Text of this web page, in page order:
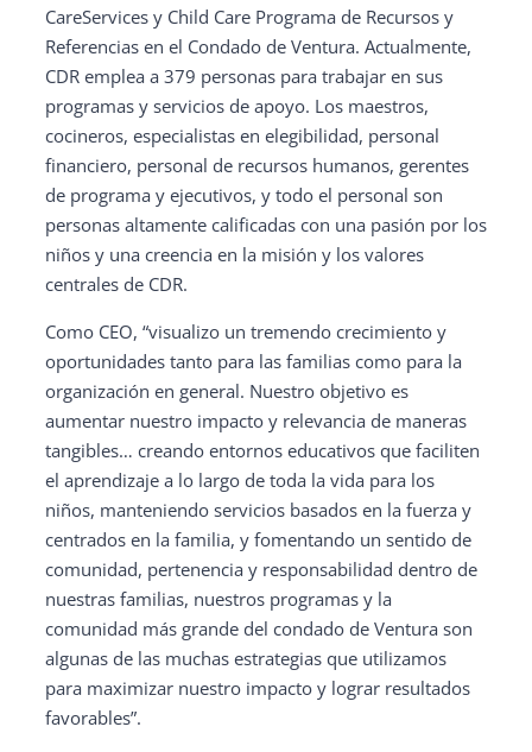
CareServices y Child Care Programa de Recursos y
Referencias en el Condado de Ventura. Actualmente,
CDR emplea a 379 personas para trabajar en sus
programas y servicios de apoyo. Los maestros,
cocineros, especialistas en elegibilidad, personal
financiero, personal de recursos humanos, gerentes
de programa y ejecutivos, y todo el personal son
personas altamente calificadas con una pasión por los
niños y una creencia en la misión y los valores
centrales de CDR.
Como CEO, “visualizo un tremendo crecimiento y
oportunidades tanto para las familias como para la
organización en general. Nuestro objetivo es
aumentar nuestro impacto y relevancia de maneras
tangibles… creando entornos educativos que faciliten
el aprendizaje a lo largo de toda la vida para los
niños, manteniendo servicios basados en la fuerza y
centrados en la familia, y fomentando un sentido de
comunidad, pertenencia y responsabilidad dentro de
nuestras familias, nuestros programas y la
comunidad más grande del condado de Ventura son
algunas de las muchas estrategias que utilizamos
para maximizar nuestro impacto y lograr resultados
favorables”.